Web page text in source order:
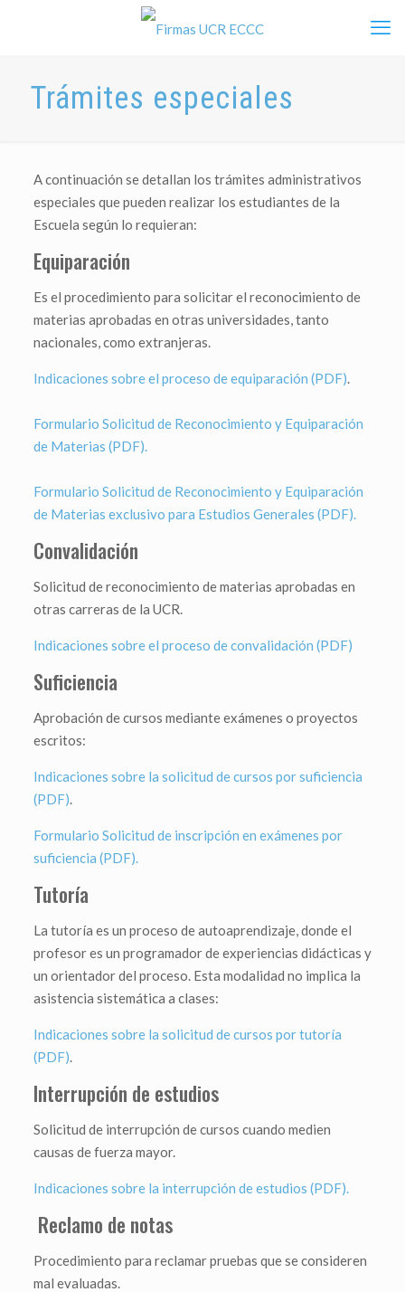
Trámites especiales
A continuación se detallan los trámites administrativos
especiales que pueden realizar los estudiantes de la
Escuela según lo requieran:
Equiparación
Es el procedimiento para solicitar el reconocimiento de
materias aprobadas en otras universidades, tanto
nacionales, como extranjeras.
Indicaciones sobre el proceso de equiparación (PDF).
Formulario Solicitud de Reconocimiento y Equiparación
de Materias (PDF).
Formulario Solicitud de Reconocimiento y Equiparación
de Materias exclusivo para Estudios Generales (PDF).
Convalidación
Solicitud de reconocimiento de materias aprobadas en
otras carreras de la UCR.
Indicaciones sobre el proceso de convalidación (PDF)
Suficiencia
Aprobación de cursos mediante exámenes o proyectos
escritos:
Indicaciones sobre la solicitud de cursos por suficiencia
(PDF).
Formulario Solicitud de inscripción en exámenes por
suficiencia (PDF).
Tutoría
La tutoría es un proceso de autoaprendizaje, donde el
profesor es un programador de experiencias didácticas y
un orientador del proceso. Esta modalidad no implica la
asistencia sistemática a clases:
Indicaciones sobre la solicitud de cursos por tutoría
(PDF).
Interrupción de estudios
Solicitud de interrupción de cursos cuando medien
causas de fuerza mayor.
Indicaciones sobre la interrupción de estudios (PDF).
Reclamo de notas
Procedimiento para reclamar pruebas que se consideren
mal evaluadas.